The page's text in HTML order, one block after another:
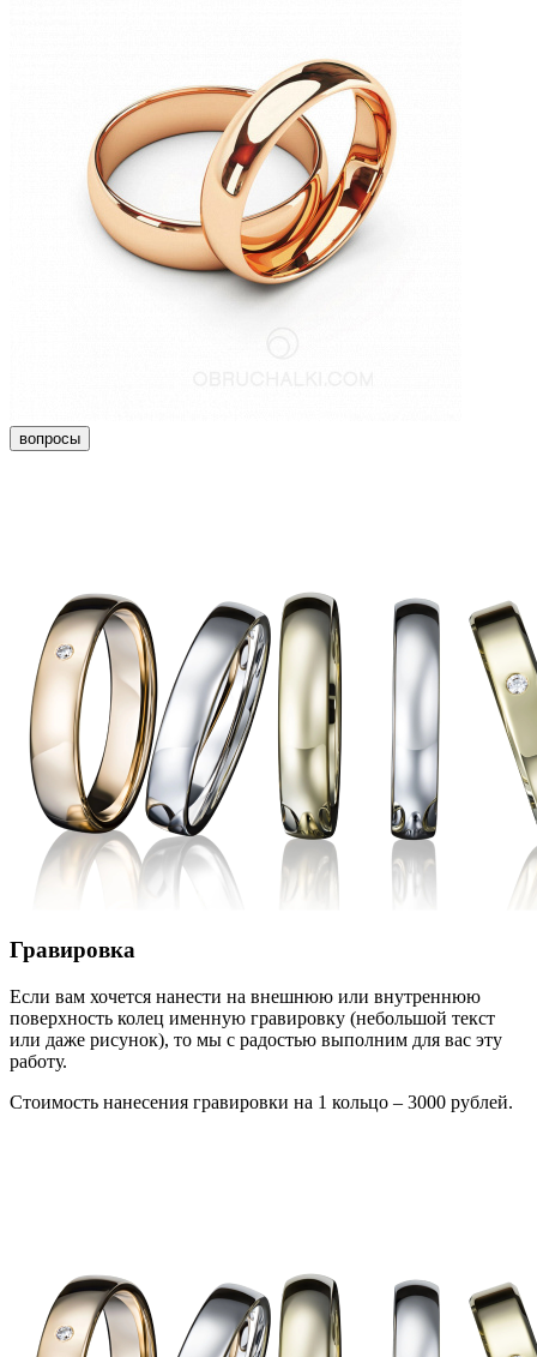
вопросы
Гравировка
Если вам хочется нанести на внешнюю или внутреннюю
поверхность колец именную гравировку (небольшой текст
или даже рисунок), то мы с радостью выполним для вас эту
работу.
Стоимость нанесения гравировки на 1 кольцо – 3000 рублей.